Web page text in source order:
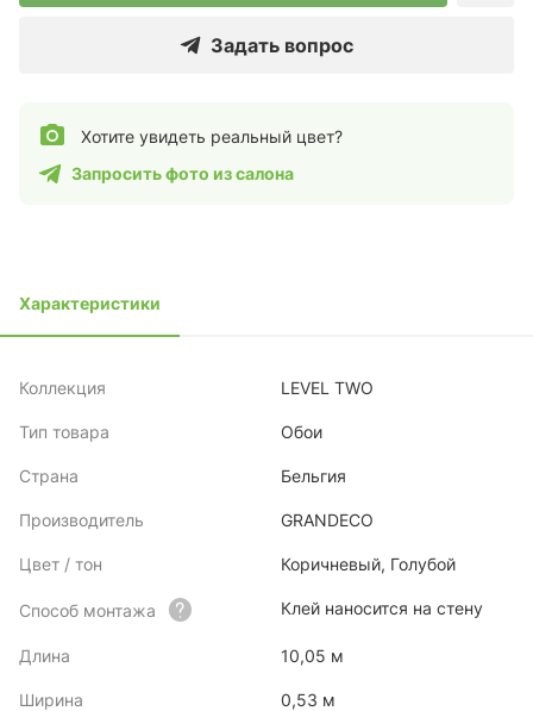
Задать вопрос
Хотите увидеть реальный цвет?
Запросить фото из салона
Характеристики
Коллекция LEVEL TWO
Тип товара Обои
Страна Бельгия
Производитель GRANDECO
Цвет / тон Коричневый, Голубой
Способ монтажа Клей наносится на стену
Длина 10,05 м
Ширина 0,53 м